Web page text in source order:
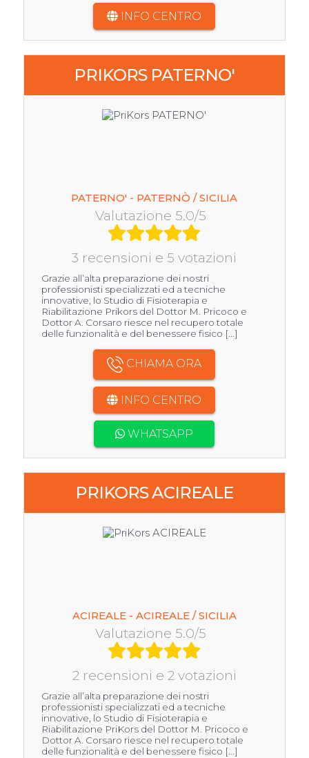
INFO CENTRO
PRIKORS PATERNO'
PATERNO' - PATERNÒ / SICILIA
Valutazione 5.0/5
3 recensioni e 5 votazioni
Grazie all’alta preparazione dei nostri
professionisti specializzati ed a tecniche
innovative, lo Studio di Fisioterapia e
Riabilitazione Prikors del Dottor M. Pricoco e
Dottor A. Corsaro riesce nel recupero totale
delle funzionalità e del benessere fisico [...]
CHIAMA ORA
INFO CENTRO
WHATSAPP
PRIKORS ACIREALE
ACIREALE - ACIREALE / SICILIA
Valutazione 5.0/5
2 recensioni e 2 votazioni
Grazie all’alta preparazione dei nostri
professionisti specializzati ed a tecniche
innovative, lo Studio di Fisioterapia e
Riabilitazione PriKors del Dottor M. Pricoco e
Dottor A. Corsaro riesce nel recupero totale
delle funzionalità e del benessere fisico [...]